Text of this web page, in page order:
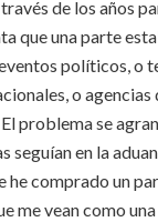
de los años
que una parte
políticos, o
o
problema se
seguían en la
he comprado un
me vean como